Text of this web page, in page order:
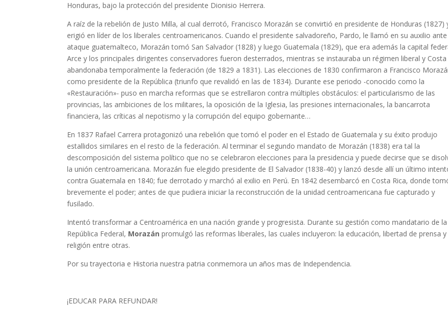
Honduras, bajo la protección del presidente Dionisio Herrera.
A raíz de la rebelión de Justo Milla, al cual derrotó, Francisco Morazán se convirtió en presidente de Honduras (1827)
erigió en líder de los liberales centroamericanos. Cuando el presidente salvadoreño, Pardo, le llamó en su auxilio
ataque guatemalteco, Morazán tomó San Salvador (1828) y luego Guatemala (1829), que era además la capital
Arce y los principales dirigentes conservadores fueron desterrados, mientras se instauraba un régimen liberal y Costa
abandonaba temporalmente la federación (de 1829 a 1831). Las elecciones de 1830 confirmaron a Francisco
como presidente de la República (triunfo que revalidó en las de 1834). Durante ese periodo -conocido como la
«Restauración»- puso en marcha reformas que se estrellaron contra múltiples obstáculos: el particularismo de las
provincias, las ambiciones de los militares, la oposición de la Iglesia, las presiones internacionales, la bancarrota
financiera, las críticas al nepotismo y la corrupción del equipo gobernante…
En 1837 Rafael Carrera protagonizó una rebelión que tomó el poder en el Estado de Guatemala y su éxito produjo
estallidos similares en el resto de la federación. Al terminar el segundo mandato de Morazán (1838) era tal la
descomposición del sistema político que no se celebraron elecciones para la presidencia y puede decirse que se
la unión centroamericana. Morazán fue elegido presidente de El Salvador (1838-40) y lanzó desde allí un último
contra Guatemala en 1840; fue derrotado y marchó al exilio en Perú. En 1842 desembarcó en Costa Rica, donde
brevemente el poder; antes de que pudiera iniciar la reconstrucción de la unidad centroamericana fue capturado y
fusilado.
Intentó transformar a Centroamérica en una nación grande y progresista. Durante su gestión como mandatario de la
República Federal, Morazán promulgó las reformas liberales, las cuales incluyeron: la educación, libertad de prensa y
religión entre otras.
Por su trayectoria e Historia nuestra patria conmemora un años mas de Independencia.
¡EDUCAR PARA REFUNDAR!